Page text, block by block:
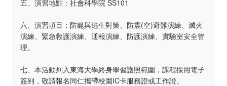
五、演習地點：社會科學院 SS101
六、演習項目：防範與逃生對策、防震(空)避難演練、滅火
演練、緊急救護演練、通報演練、防護演練、實驗室安全管
理。
七、本活動列入東海大學終身學習護照範圍，課程採用電子
簽到，敬請報名同仁攜帶校園IC卡服務證或工作證。